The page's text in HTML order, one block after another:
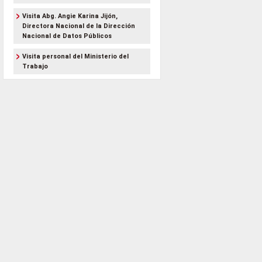
Visita Abg. Angie Karina Jijón,
Directora Nacional de la Dirección
Nacional de Datos Públicos
Visita personal del Ministerio del
Trabajo